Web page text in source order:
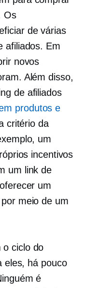
Os
de várias
afiliados. Em
novos
Além disso,
de afiliados
produtos e
critério da
um
incentivos
um link de
um
meio de um
o ciclo do
eles, há pouco
é